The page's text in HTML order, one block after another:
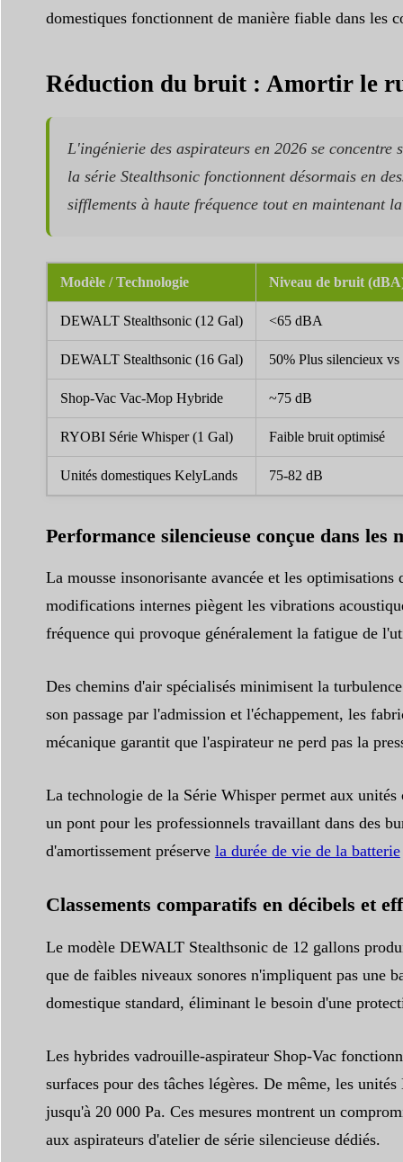
domestiques fonctionnent de manière fiable dans les
Réduction du bruit : Amortir le
L'ingénierie des aspirateurs en 2026 se
la série Stealthsonic fonctionnent désormais en
sifflements à haute fréquence tout en maintenant
Modèle / Technologie Niveau de bruit
DEWALT Stealthsonic (12 Gal) <65 dBA
DEWALT Stealthsonic (16 Gal) 50% Plus silencieux
Shop-Vac Vac-Mop Hybride ~75 dB
RYOBI Série Whisper (1 Gal) Faible bruit optimisé
Unités domestiques KelyLands 75-82 dB
Performance silencieuse conçue dans les
La mousse insonorisante avancée et les
modifications internes piègent les vibrations
fréquence qui provoque généralement la fatigue de
Des chemins d'air spécialisés minimisent la
son passage par l'admission et l'échappement, les
mécanique garantit que l'aspirateur ne perd pas la
La technologie de la Série Whisper permet aux
un pont pour les professionnels travaillant dans des
d'amortissement préserve la durée de vie de la batterie
Classements comparatifs en décibels et
Le modèle DEWALT Stealthsonic de 12 gallons
que de faibles niveaux sonores n'impliquent pas une
domestique standard, éliminant le besoin d'une
Les hybrides vadrouille-aspirateur Shop-Vac
surfaces pour des tâches légères. De même, les
jusqu'à 20 000 Pa. Ces mesures montrent un
aux aspirateurs d'atelier de série silencieuse dédiés.